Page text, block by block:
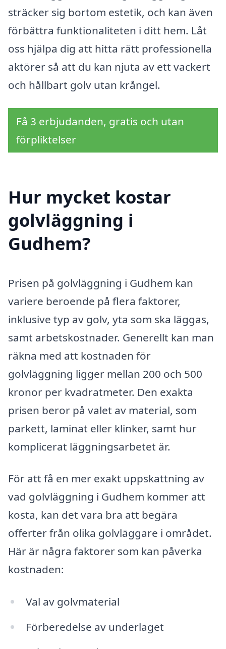
sträcker sig bortom estetik, och kan även
förbättra funktionaliteten i ditt hem. Låt
oss hjälpa dig att hitta rätt professionella
aktörer så att du kan njuta av ett vackert
och hållbart golv utan krångel.
Få 3 erbjudanden, gratis och utan
förpliktelser
Hur mycket kostar
golvläggning i
Gudhem?
Prisen på golvläggning i Gudhem kan
variere beroende på flera faktorer,
inklusive typ av golv, yta som ska läggas,
samt arbetskostnader. Generellt kan man
räkna med att kostnaden för
golvläggning ligger mellan 200 och 500
kronor per kvadratmeter. Den exakta
prisen beror på valet av material, som
parkett, laminat eller klinker, samt hur
komplicerat läggningsarbetet är.
För att få en mer exakt uppskattning av
vad golvläggning i Gudhem kommer att
kosta, kan det vara bra att begära
offerter från olika golvläggare i området.
Här är några faktorer som kan påverka
kostnaden:
Val av golvmaterial
Förberedelse av underlaget